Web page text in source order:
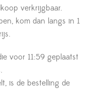
verkrijgbaar.
kom dan langs in 1
voor 11:59 geplaatst
is de bestelling de